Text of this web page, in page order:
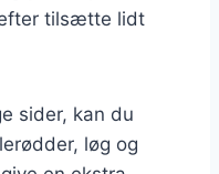
tilsætte lidt
sider, kan du
løg og